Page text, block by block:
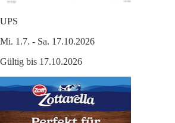
UPS
Mi. 1.7. - Sa. 17.10.2026
Gültig bis 17.10.2026